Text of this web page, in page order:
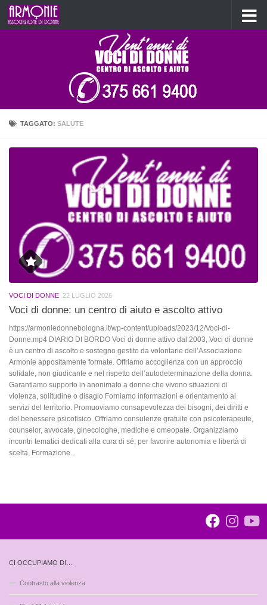
Salta al contenuto
TAGGATO: SALUTE
VOCI DI DONNE 22 LUGLIO 2026
Voci di donne: un centro di aiuto e ascolto attivo
https://armoniedonnebologna.it/wp-content/uploads/2023/12/Voci-di-
Donne.mp4 DIARIO DI BORDO Voci di donne attivo dal 2003, Voci di donne
è un centro di ascolto e sostegno gestito da volontarie dell’Associazione
Armonie appositamente formate. Offriamo accoglienza con un approccio
solidale, non giudicante e nel rispetto dell’autodeterminazione della donna.
Garantiamo supporto in anonimato a donne che vivono situazioni di
violenza, solitudine o disagio Forniamo informazioni e orientamento ai
servizi del territorio. Promuoviamo consapevolezza dei bisogni, dei diritti e
del benessere psicofisico. Offriamo consulenze gratuite con psicoterapeute,
counselor, avvocate, ginecologhe, mediche e omeopate. Organizziamo
incontri tematici dedicati alla cura di sé, per favorire autonomia e libertà di
scelta. Formazione...
CI OCCUPIAMO DI…
Contrasto alla violenza